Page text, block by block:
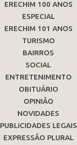
ERECHIM 100 ANOS
ESPECIAL
ERECHIM 101 ANOS
TURISMO
BAIRROS
SOCIAL
ENTRETENIMENTO
OBITUÁRIO
OPINIÃO
NOVIDADES
PUBLICIDADES LEGAIS
EXPRESSÃO PLURAL